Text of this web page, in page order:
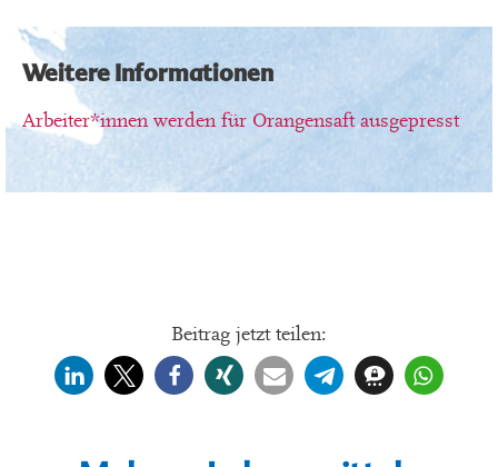
Weitere Informationen
Arbeiter*innen werden für Orangensaft ausgepresst
Beitrag jetzt teilen: